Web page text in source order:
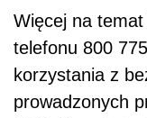
Więcej na
telefonu 800
korzystania z
prowadzonych